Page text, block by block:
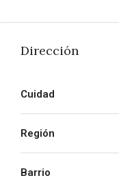
Dirección
Cuidad
Región
Barrio